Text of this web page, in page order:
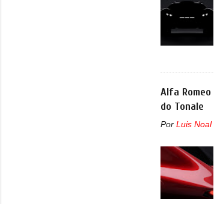
Alfa
do Tonale
Por Luis Noal